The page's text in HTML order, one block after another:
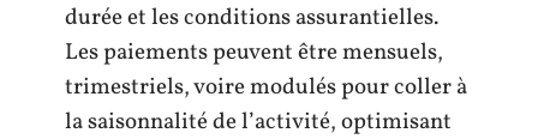
durée et les conditions assurantielles.
Les paiements peuvent être mensuels,
trimestriels, voire modulés pour coller à
la saisonnalité de l’activité, optimisant